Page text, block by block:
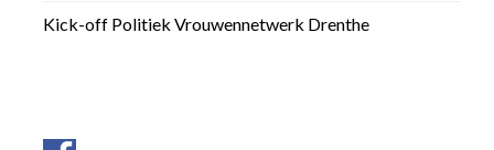
Kick-off Politiek Vrouwennetwerk Drenthe